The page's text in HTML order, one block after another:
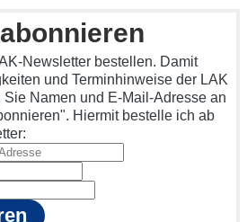
Newsletter bestellen. Damit
und Terminhinweise der LAK
Namen und E-Mail-Adresse an
Hiermit bestelle ich ab